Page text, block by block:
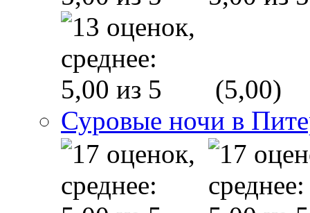
(5,00)
Суровые ночи в